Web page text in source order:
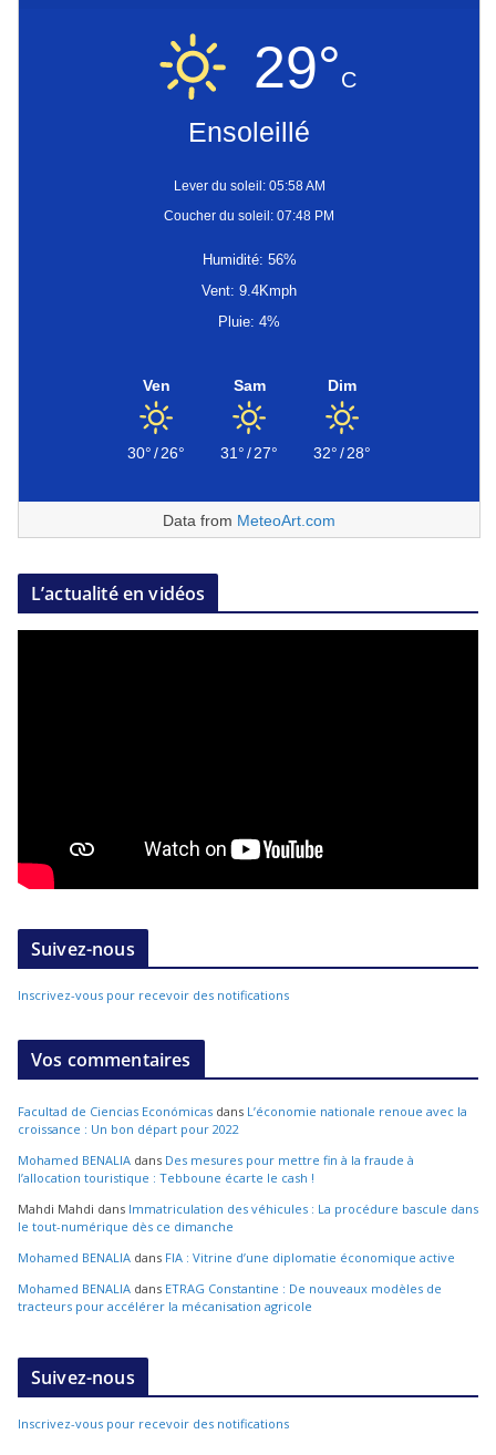
29°C
Ensoleillé
Lever du soleil: 05:58 AM
Coucher du soleil: 07:48 PM
Humidité: 56%
Vent: 9.4Kmph
Pluie: 4%
Ven
30°/26°
Sam
31°/27°
Dim
32°/28°
Data from MeteoArt.com
L’actualité en vidéos
Suivez-nous
Inscrivez-vous pour recevoir des notifications
Vos commentaires
Facultad de Ciencias Económicas dans L’économie nationale renoue avec la
croissance : Un bon départ pour 2022
Mohamed BENALIA dans Des mesures pour mettre fin à la fraude à
l’allocation touristique : Tebboune écarte le cash !
Mahdi Mahdi dans Immatriculation des véhicules : La procédure bascule dans
le tout-numérique dès ce dimanche
Mohamed BENALIA dans FIA : Vitrine d’une diplomatie économique active
Mohamed BENALIA dans ETRAG Constantine : De nouveaux modèles de
tracteurs pour accélérer la mécanisation agricole
Suivez-nous
Inscrivez-vous pour recevoir des notifications